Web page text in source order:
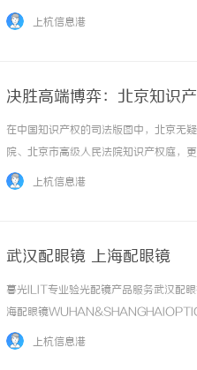
个性化防控方案。顺德爱尔眼科医院视
上杭信息港
决胜高端博弈：北京知识
在中国知识产权的司法版图中，北京无
院、北京市高级人民法院知识产权庭，
商标不予注册复审、驰名商标认定以及
上杭信息港
武汉配眼镜 上海配眼镜
暮光ILIT专业验光配镜产品服务武汉配
海配眼镜
品牌，现于武汉与上海设有4家门店。
上杭信息港